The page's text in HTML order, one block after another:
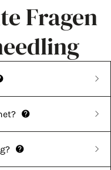
Fragen
zur Verbesserung
Männer, die ihr Hautbild